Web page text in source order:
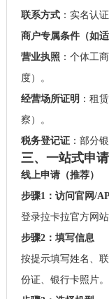
联系方式：实名认
商户专属条件（如适
营业执照 ：个体工
度）。
经营场所证明 ：租
察）。
税务登记证：部分
三、一站式申
线上申请（推荐）
步骤1：访问官网/
登录拉卡拉官方网站
步骤2：填写信息
按提示填写姓名、
份证、银行卡照片。